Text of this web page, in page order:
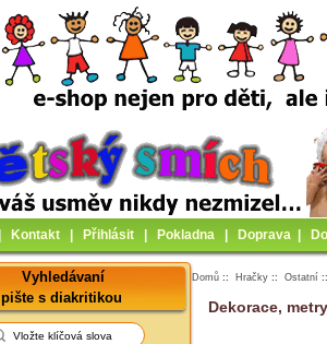
Kontakt Přihlásit Pokladna Doprava
Vyhledávaní
pište s diakritikou
Domů :: Hračky ::Ostatní
Dekorace, metry